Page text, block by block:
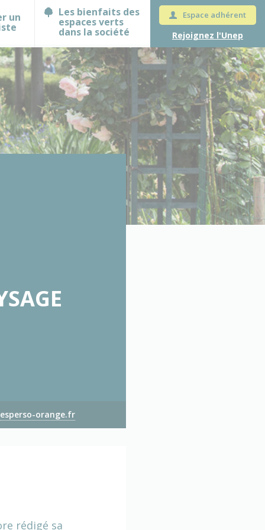
un Les bienfaits des
espaces verts
dans la société
Espace adhérent
Rejoignez l'Unep
orange.fr
rédigé sa